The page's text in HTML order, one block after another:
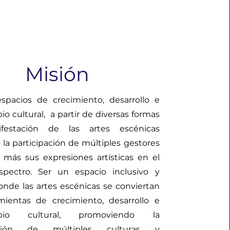
Misión
de crecimiento, desarrollo e
cultural, a partir de diversas formas
de las artes escénicas
la participación de múltiples gestores
más sus expresiones artísticas en el
Ser un espacio inclusivo y
las artes escénicas se conviertan
de crecimiento, desarrollo e
cultural, promoviendo la